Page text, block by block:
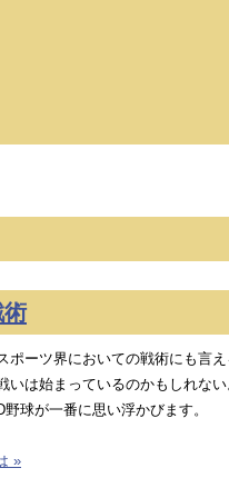
術
ポーツ界においての戦術にも言
は始まっているのかもしれない
球が一番に思い浮かびます。
»